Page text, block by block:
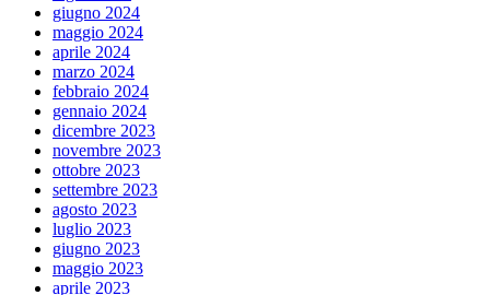
giugno 2024
maggio 2024
aprile 2024
marzo 2024
febbraio 2024
gennaio 2024
dicembre 2023
novembre 2023
ottobre 2023
settembre 2023
agosto 2023
luglio 2023
giugno 2023
maggio 2023
aprile 2023